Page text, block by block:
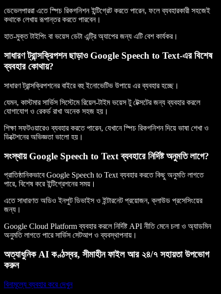
ডেভেলপাররা এতে স্পিচ রিকগনিশন ইন্টিগ্রেট করতে পারেন, ফলে ব্যবহারকারী সহজেই
কথাকে লেখায় রূপান্তর করতে পারবেন।
হাত-মুক্ত টাইপিং বা ভয়েস ডেটা এন্ট্রি অ্যাপের জন্য এটি বেশ কার্যকর।
সাধারণ ট্রান্সক্রিপশন ছাড়াও Google Speech to Text-এর বিশেষ
ব্যবহার কোথায়?
সাধারণ ট্রান্সক্রিপশনের বাইরে বহু ইনোভেটিভ উপায়ে এর ব্যবহার হচ্ছে।
যেমন, কাস্টমার সার্ভিস সিস্টেমে রিয়েল-টাইম ভয়েস টু টেক্সটের জন্য ব্যবহার করলে
যোগাযোগ ও রেকর্ড রাখা অনেক সহজ হয়।
শিক্ষা সফটওয়ারেও ব্যবহার করতে পারেন, যেখানে স্পিচ রিকগনিশন দিয়ে ভাষা শেখা ও
ডিক্টেশনের অভিজ্ঞতা ভালো হয়।
সংস্থায় Google Speech to Text ব্যবহারে নির্দিষ্ট অনুমতি লাগে?
প্রাতিষ্ঠানিকভাবে Google Speech to Text ব্যবহার করতে কিছু অনুমতি লাগতে
পারে, বিশেষ করে ইন্টিগ্রেশনের সময়।
এতে সাধারণত অডিও ইনপুট ডিভাইস ও ইন্টারনেট প্রয়োজন, ক্লাউড প্রসেসিংয়ের
জন্য।
Google Cloud Platform ব্যবহার করলে নির্দিষ্ট API নীতি মেনে চলা ও অ্যাডমিন
অনুমতি লাগতে পারে সার্ভিস সেটআপ ও ব্যবস্থাপনায়।
অত্যাধুনিক AI কণ্ঠস্বর, সীমাহীন ফাইল আর ২৪/৭ সহায়তা উপভোগ
করুন
বিনামূল্যে ব্যবহার করে দেখুন